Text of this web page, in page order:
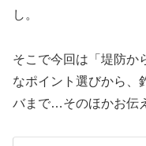
し。
そこで今回は「堤防か
なポイント選びから、
バまで…そのほかお伝